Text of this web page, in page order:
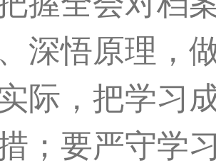
深悟原理，
际，把学习
；要严守学